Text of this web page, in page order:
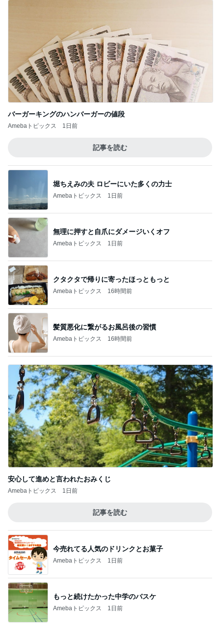
バーガーキングのハンバーガーの値段
Amebaトピックス 1日前
記事を読む
堀ちえみの夫 ロビーにいた多くの力士
Amebaトピックス 1日前
無理に押すと自爪にダメージいくオフ
Amebaトピックス 1日前
クタクタで帰りに寄ったほっともっと
Amebaトピックス 16時間前
髪質悪化に繋がるお風呂後の習慣
Amebaトピックス 16時間前
安心して進めと言われたおみくじ
Amebaトピックス 1日前
記事を読む
今売れてる人気のドリンクとお菓子
Amebaトピックス 1日前
もっと続けたかった中学のバスケ
Amebaトピックス 1日前